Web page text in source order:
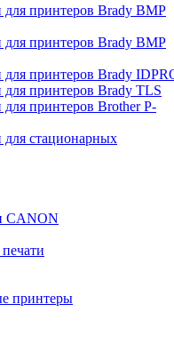
для принтеров Brady BMP
для принтеров Brady BMP
для принтеров Brady
принтеров Brady TLS
принтеров Brother P-
для стационарных
CANON
принтеры